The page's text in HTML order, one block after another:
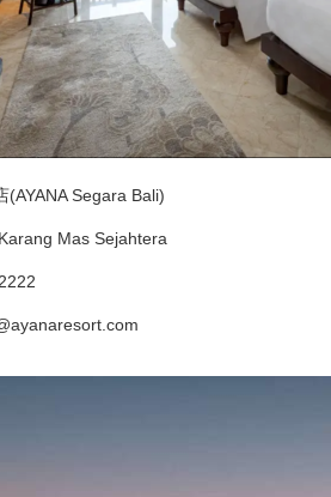
(AYANA Segara Bali)
Mas Sejahtera